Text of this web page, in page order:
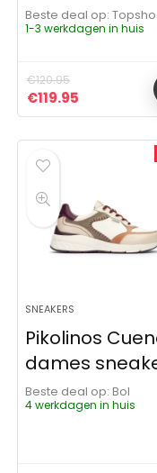
Beste deal op:
1-3 werkdagen in huis
€120.95
Oorspronkelijke
€119.95 Huidige
SNEAKERS
Pikolinos
dames
Beste deal op:
Bol
4 werkdagen in huis